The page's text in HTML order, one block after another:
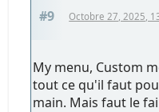
#9 Octobre 27, 2025,
My menu, Custom
tout ce qu'il faut
main. Mais faut le